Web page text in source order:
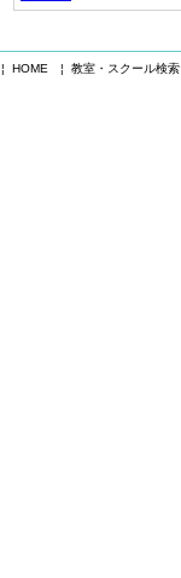
¦ HOME ¦ 教室・スクール検索